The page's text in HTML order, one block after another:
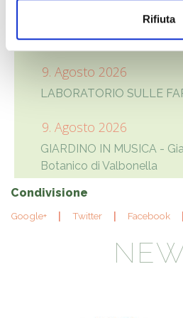
Rifiuta
DALL'ORTO ALL'ANTICA
Escursione all'orto
all'Antica Farmacia con i
9. Agosto 2026
LABORATORIO SULLE
9. Agosto 2026
GIARDINO IN MUSICA -
Botanico di Valbonella
Condivisione
Google+ Twitter Facebook